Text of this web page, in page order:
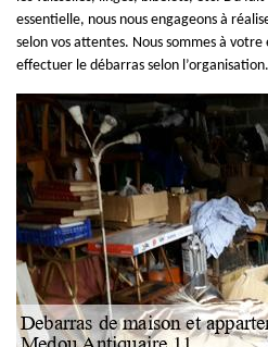
essentielle, nous nous engageons à
selon vos attentes. Nous sommes à
effectuer le débarras selon l’organisation.